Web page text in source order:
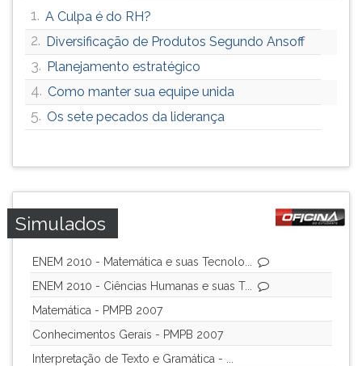
1. A Culpa é do RH?
2. Diversificação de Produtos Segundo Ansoff
3. Planejamento estratégico
4. Como manter sua equipe unida
5. Os sete pecados da liderança
Simulados
ENEM 2010 - Matemática e suas Tecnolo...
ENEM 2010 - Ciências Humanas e suas T...
Matemática - PMPB 2007
Conhecimentos Gerais - PMPB 2007
Interpretação de Texto e Gramática - ...